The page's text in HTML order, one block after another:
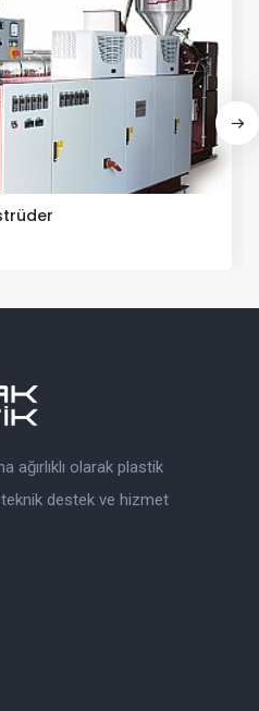
ağırlıklı olarak plastik
destek ve hizmet